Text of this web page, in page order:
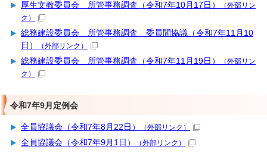
厚生文教委員会 所管事務調査（令和7年10月17日）
（外部リン
ク）
総務建設委員会 所管事務調査 委員間協議（令和7年11月10
日）
（外部リンク）
総務建設委員会 所管事務調査（令和7年11月19日）
（外部リン
ク）
令和7年9月定例会
全員協議会（令和7年8月22日） （外部リンク）
全員協議会（令和7年9月1日） （外部リンク）